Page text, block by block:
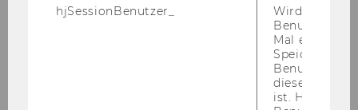
gelesen zu haben und zu beachten.*
Sicherheitsmanagement als bewilligt.
hjSessionBenutzer_
Wird gesetzt,
Benutzer
Mal eine
Speichert die
Benutzer-ID,
diese Seite
ist. Hotjar